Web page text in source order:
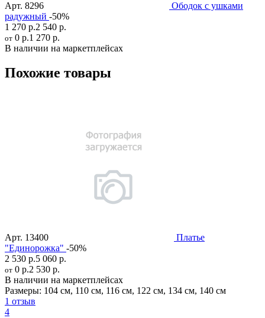
Арт. 8296
Ободок с ушками
радужный -50%
1 270 р.2 540 р.
от 0 р.1 270 р.
В наличии на маркетплейсах
Похожие товары
Арт. 13400
Платье
"Единорожка" -50%
2 530 р.5 060 р.
от 0 р.2 530 р.
В наличии на маркетплейсах
Размеры: 104 см, 110 см, 116 см, 122 см, 134 см, 140 см
1 отзыв
4